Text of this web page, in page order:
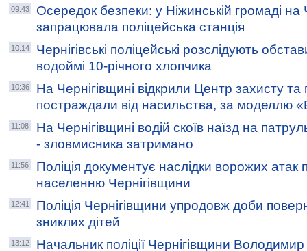
09:43
Осередок безпеки: у Ніжинській громаді на
запрацювала поліцейська станція
10:14
Чернігівські поліцейські розслідують
водоймі 10-річного хлопчика
10:36
На Чернігівщині відкрили Центр захисту та
постраждали від насильства, за моделлю
11:08
На Чернігівщині водій скоїв наїзд на
- зловмисника затримано
11:56
Поліція документує наслідки ворожих
населенню Чернігівщини
12:41
Поліція Чернігівщини упродовж доби
зниклих дітей
13:12
Начальник поліції Чернігівщини